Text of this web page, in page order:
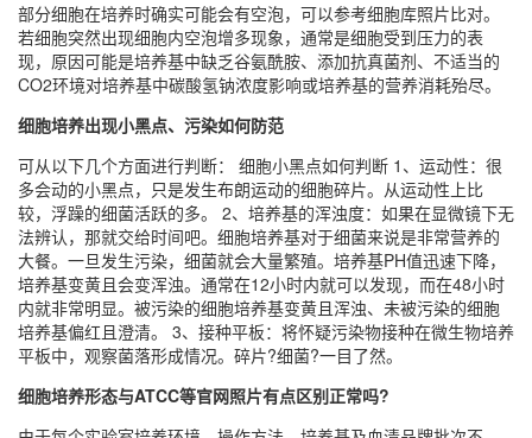
部分细胞在培养时确实可能会有空泡，可以参考细胞库照片比对。
若细胞突然出现细胞内空泡增多现象，通常是细胞受到压力的表
现，原因可能是培养基中缺乏谷氨酰胺、添加抗真菌剂、不适当的
CO2环境对培养基中碳酸氢钠浓度影响或培养基的营养消耗殆尽。
细胞培养出现小黑点、污染如何防范
可从以下几个方面进行判断： 细胞小黑点如何判断 1、运动性：很
多会动的小黑点，只是发生布朗运动的细胞碎片。从运动性上比
较，浮躁的细菌活跃的多。 2、培养基的浑浊度：如果在显微镜下无
法辨认，那就交给时间吧。细胞培养基对于细菌来说是非常营养的
大餐。一旦发生污染，细菌就会大量繁殖。培养基PH值迅速下降，
培养基变黄且会变浑浊。通常在12小时内就可以发现，而在48小时
内就非常明显。被污染的细胞培养基变黄且浑浊、未被污染的细胞
培养基偏红且澄清。 3、接种平板：将怀疑污染物接种在微生物培养
平板中，观察菌落形成情况。碎片?细菌?一目了然。
细胞培养形态与ATCC等官网照片有点区别正常吗?